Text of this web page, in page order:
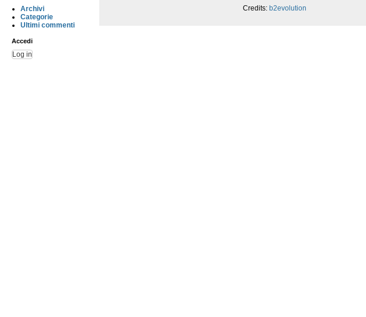
Archivi
Categorie
Ultimi commenti
Accedi
Log in
Credits: b2evolution